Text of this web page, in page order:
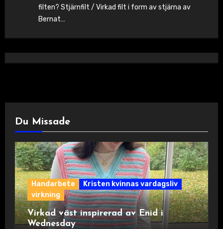
filten? Stjärnfilt / Virkad filt i form av stjärna av
Bernat…
Du Missade
Handarbete
Kristen kvinnas vardagsliv
virkning
Virkad väst inspirerad av Enid i
Wednesday